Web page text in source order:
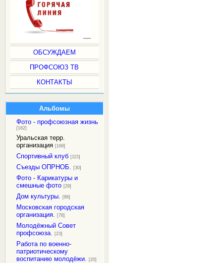
ОБСУЖДАЕМ
ПРОФСОЮЗ ТВ
КОНТАКТЫ
Альбомы
Фото - профсоюзная жизнь
[162]
Уральская терр.
организация [168]
Спортивный клуб [115]
Съезды ОПРНОБ. [30]
Фото - Карикатуры и
смешные фото [29]
Дом культуры. [86]
Московская городская
организация. [78]
Молодёжный Совет
профсоюза. [23]
Работа по военно-
патриотическому
воспитанию молодёжи. [20]